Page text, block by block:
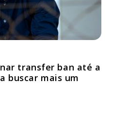
transfer ban até a
buscar mais um